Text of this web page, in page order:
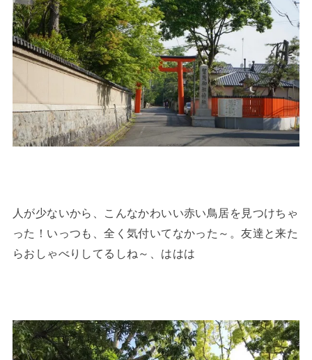
人が少ないから、こんなかわいい赤い鳥居を見つけちゃ
った！いっつも、全く気付いてなかった～。友達と来た
らおしゃべりしてるしね～、ははは